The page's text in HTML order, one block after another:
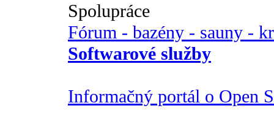
Spolupráce
Fórum - bazény - sauny -
Softwarové služby
Informačný portál o Open